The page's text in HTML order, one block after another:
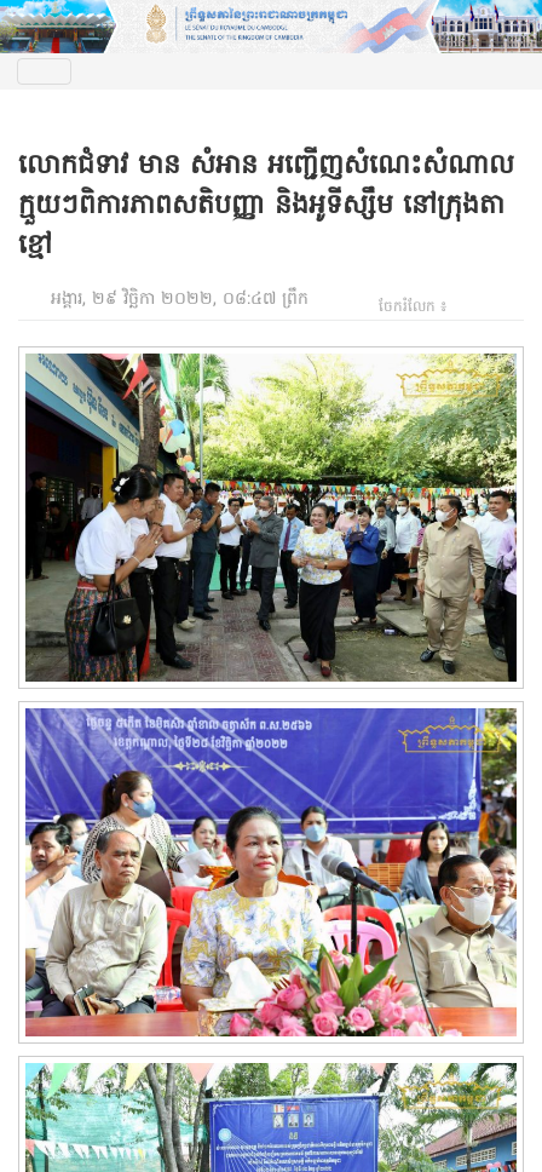
លោកជំទាវ មាន សំអាន អញ្ជើញសំណេះសំណាល
ក្មួយៗពិការភាពសតិបញ្ញា និងអូទីស្សឹម នៅក្រុងតា
ខ្មៅ
អង្គារ, ២៩ វិច្ឆិកា ២០២២, ០៨:៤៧ ព្រឹក ចែករំលែក ៖